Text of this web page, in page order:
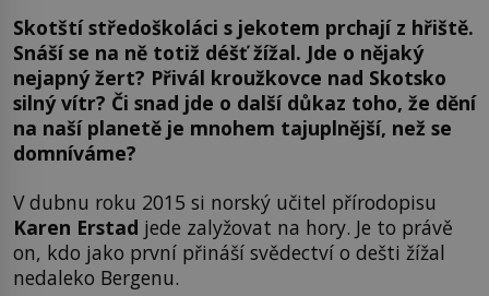
Skotští středoškoláci s jekotem prchají z hřiště.
Snáší se na ně totiž déšť žížal. Jde o nějaký
nejapný žert? Přivál kroužkovce nad Skotsko
silný vítr? Či snad jde o další důkaz toho, že dění
na naší planetě je mnohem tajuplnější, než se
domníváme?
V dubnu roku 2015 si norský učitel přírodopisu
Karen Erstad jede zalyžovat na hory. Je to právě
on, kdo jako první přináší svědectví o dešti žížal
nedaleko Bergenu.